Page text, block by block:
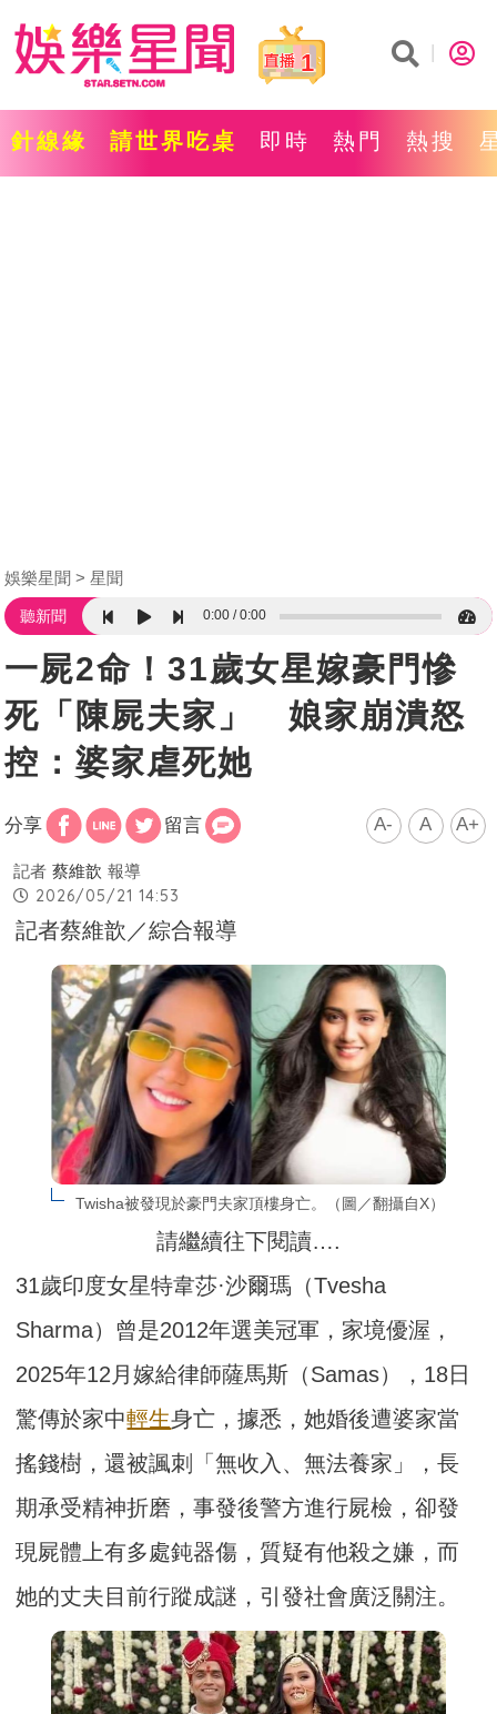
1
針線緣 請世界吃桌 即時 熱門 熱搜
娛樂星聞 星聞
聽新聞 0:00 0:00
一屍2命！31歲女星嫁豪門慘
死「陳屍夫家」 娘家崩潰怒
控：婆家虐死她
分享 留言 A- A A+
記者 蔡維歆 報導
2026/05/21 14:53
記者蔡維歆／綜合報導
Twisha被發現於豪門夫家頂樓身亡。（圖／翻攝自X）
請繼續往下閱讀….
31歲印度女星特韋莎·沙爾瑪（Tvesha
Sharma）曾是2012年選美冠軍，家境優渥，
2025年12月嫁給律師薩馬斯（Samas），18日
驚傳於家中輕生身亡，據悉，她婚後遭婆家當
搖錢樹，還被諷刺「無收入、無法養家」，長
期承受精神折磨，事發後警方進行屍檢，卻發
現屍體上有多處鈍器傷，質疑有他殺之嫌，而
她的丈夫目前行蹤成謎，引發社會廣泛關注。